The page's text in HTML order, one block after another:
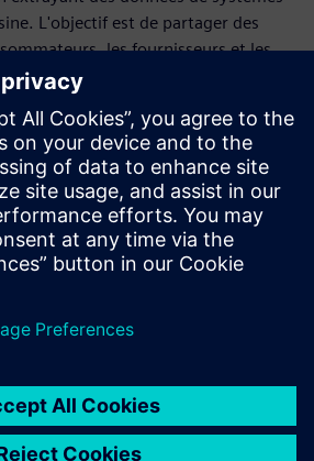
L'objectif est de partager des
les fournisseurs et les
l'intervenant
INT. AG
Roest
de projet